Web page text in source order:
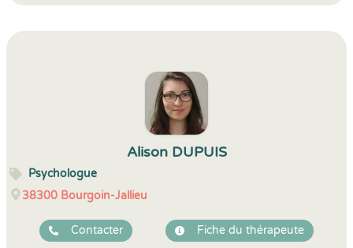
Alison DUPUIS
Psychologue
38300 Bourgoin-Jallieu
Contacter Fiche du thérapeute